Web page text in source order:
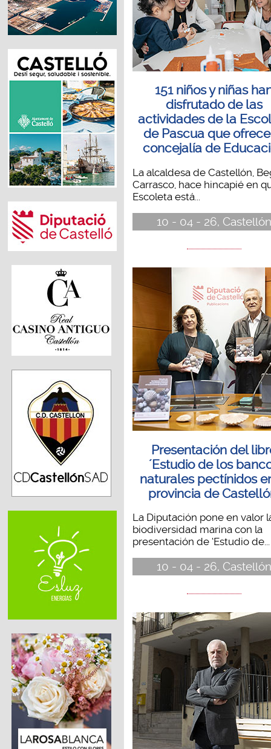
151 niños y niñas
disfrutado de las
actividades de la
de Pascua que
concejalía de
La alcaldesa de Castellón,
Carrasco, hace hincapié en
Escoleta está...
10 - 04 - 26, Castellón
Presentación del
´Estudio de los
naturales pectínidos
provincia de
La Diputación pone en valor
biodiversidad marina con la
presentación de ‘Estudio de...
10 - 04 - 26, Castellón